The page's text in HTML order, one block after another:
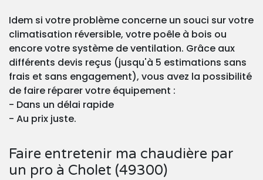
Idem si votre problème concerne un souci sur votre
climatisation réversible, votre poêle à bois ou
encore votre système de ventilation. Grâce aux
différents devis reçus (jusqu'à 5 estimations sans
frais et sans engagement), vous avez la possibilité
de faire réparer votre équipement :
- Dans un délai rapide
- Au prix juste.
Faire entretenir ma chaudière par
un pro à Cholet (49300)